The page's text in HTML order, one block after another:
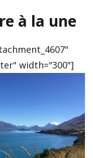
à la une
width="300"]